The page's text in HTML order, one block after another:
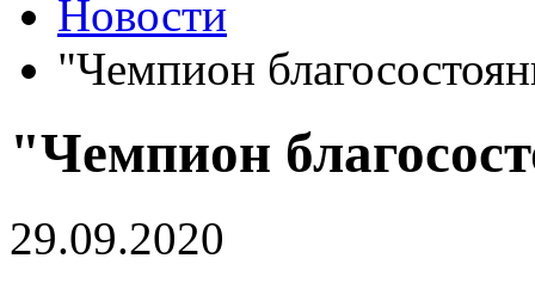
Новости
"Чемпион
"Чемпион
29.09.2020